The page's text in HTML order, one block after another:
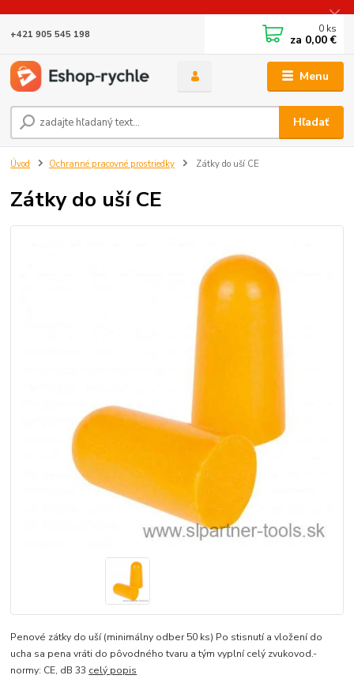
Menu
Hľadať
+421 905 545 198 0 ks
za 0,00 €
Úvod Ochranné pracovné prostriedky Zátky do uší CE
Zátky do uší CE
Penové zátky do uší (minimálny odber 50 ks) Po stisnutí a vložení do
ucha sa pena vráti do pôvodného tvaru a tým vyplní celý zvukovod.-
normy: CE, dB 33 celý popis